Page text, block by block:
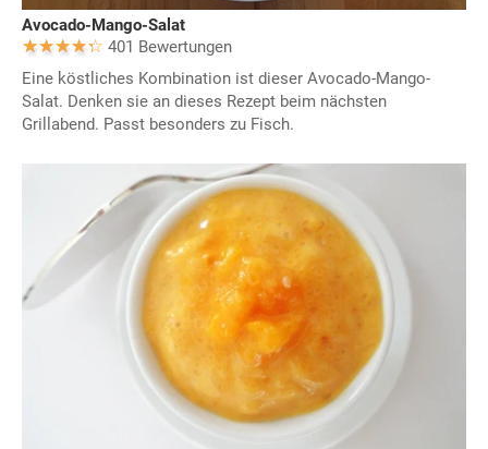
Avocado-Mango-Salat
401 Bewertungen
Eine köstliches Kombination ist dieser Avocado-Mango-
Salat. Denken sie an dieses Rezept beim nächsten
Grillabend. Passt besonders zu Fisch.